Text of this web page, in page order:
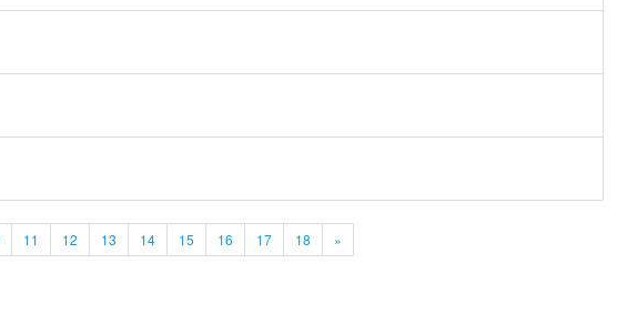
11 12 13 14 15 16 17 18 »